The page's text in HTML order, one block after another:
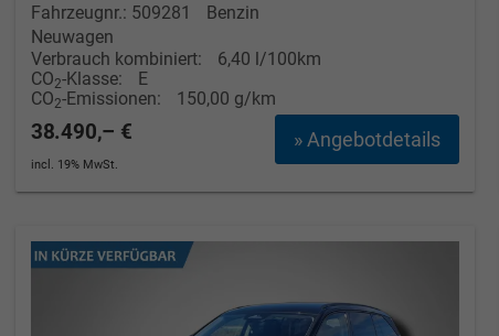
Fahrzeugnr.: 509281
Benzin
Neuwagen
Verbrauch kombiniert:
6,40 l/100km
CO2-Klasse:
E
CO2-Emissionen: 150,00 g/km
» Angebotdetails
38.490,– €
incl. 19% MwSt.
Bünyamin Schael
Verkauf
schael@take-your-car.de
Tel. 04181/2176-21